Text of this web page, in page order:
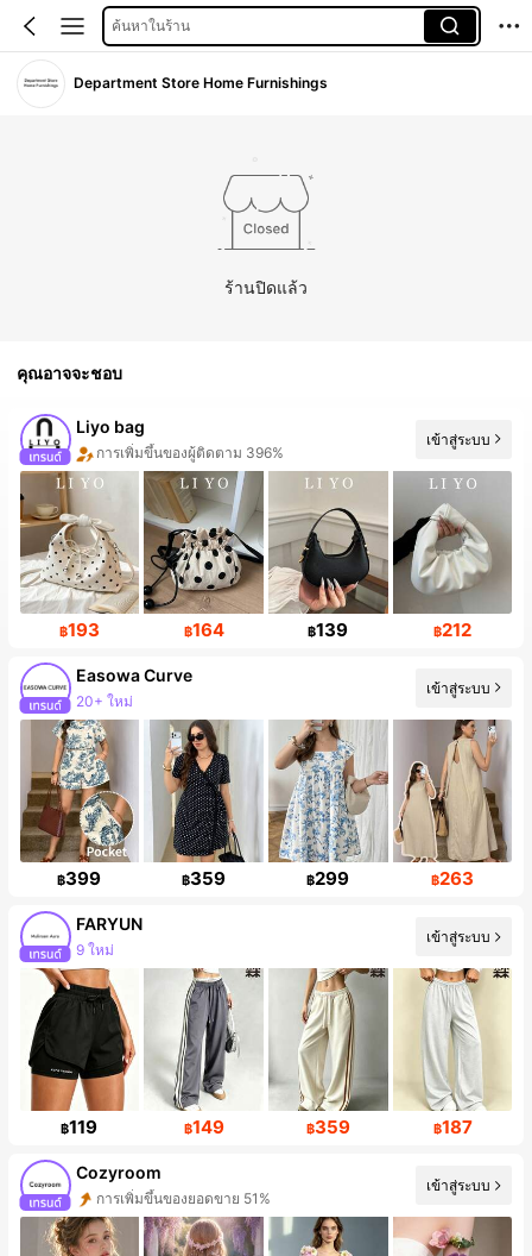
ค้นหาในร้าน
Department Store Home Furnishings
ร้านปิดแล้ว
คุณอาจจะชอบ
Liyo bag
การเพิ่มขึ้นของผู้ติดตาม 396%
เข้าสู่ระบบ
฿193 ฿164 ฿139 ฿212
Easowa Curve
20+ ใหม่
เข้าสู่ระบบ
฿399 ฿359 ฿299 ฿263
FARYUN
9 ใหม่
เข้าสู่ระบบ
฿119 ฿149 ฿359 ฿187
Cozyroom
การเพิ่มขึ้นของยอดขาย 51%
เข้าสู่ระบบ